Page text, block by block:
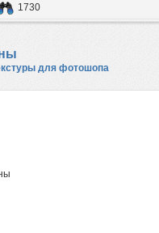
1730
для фотошопа